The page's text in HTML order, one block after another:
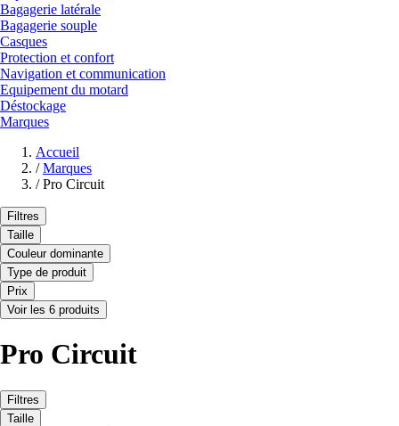
Bagagerie latérale
Bagagerie souple
Casques
Protection et confort
Navigation et communication
Equipement du motard
Déstockage
Marques
Accueil
/ Marques
/ Pro Circuit
Filtres
Taille
Couleur dominante
Type de produit
Prix
Voir les 6 produits
Pro Circuit
Filtres
Taille